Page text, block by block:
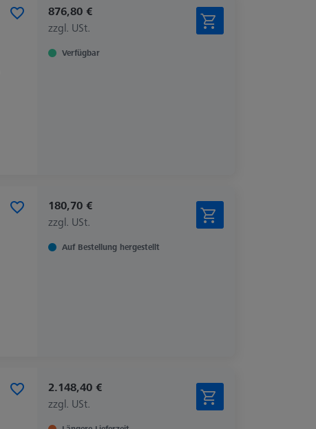
876,80 €
zzgl. USt.
Verfügbar
180,70 €
zzgl. USt.
Auf Bestellung hergestellt
2.148,40 €
zzgl. USt.